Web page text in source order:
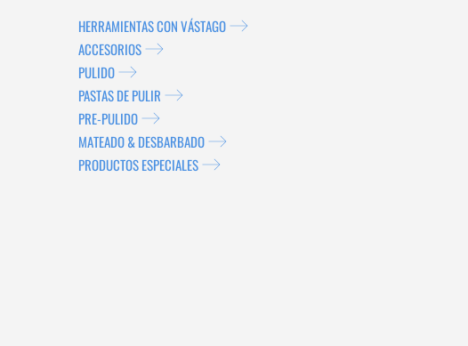
HERRAMIENTAS CON VÁSTAGO
ACCESORIOS
PULIDO
PASTAS DE PULIR
PRE-PULIDO
MATEADO & DESBARBADO
PRODUCTOS ESPECIALES